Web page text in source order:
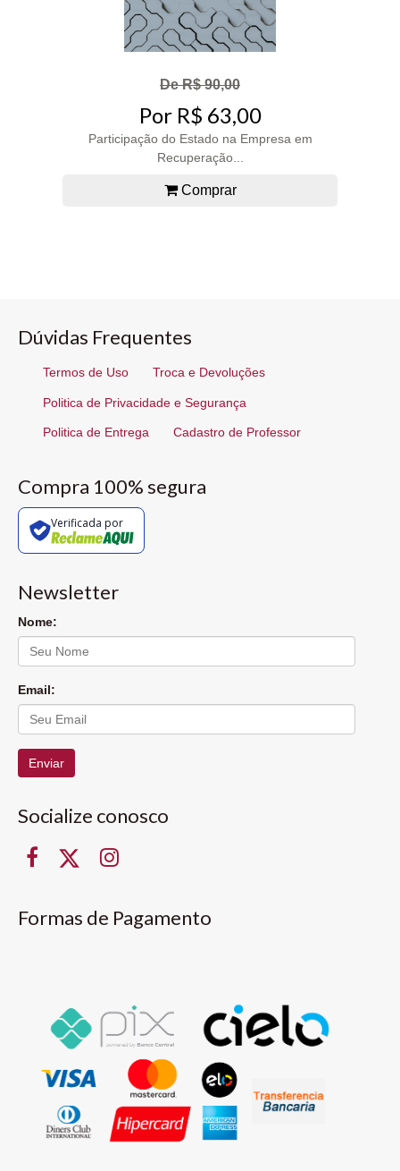
De R$ 90,00
Por R$ 63,00
Participação do Estado na Empresa em
Recuperação...
Comprar
Dúvidas Frequentes
Termos de Uso Troca e Devoluções
Politica de Privacidade e Segurança
Politica de Entrega Cadastro de Professor
Compra 100% segura
Verificada por
Newsletter
Nome:
Email:
Enviar
Socialize conosco
Formas de Pagamento